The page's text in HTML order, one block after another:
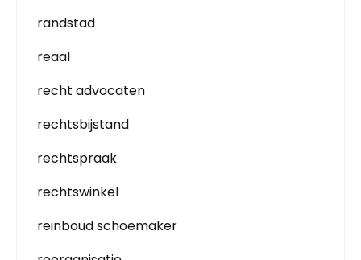
randstad
reaal
recht advocaten
rechtsbijstand
rechtspraak
rechtswinkel
reinboud schoemaker